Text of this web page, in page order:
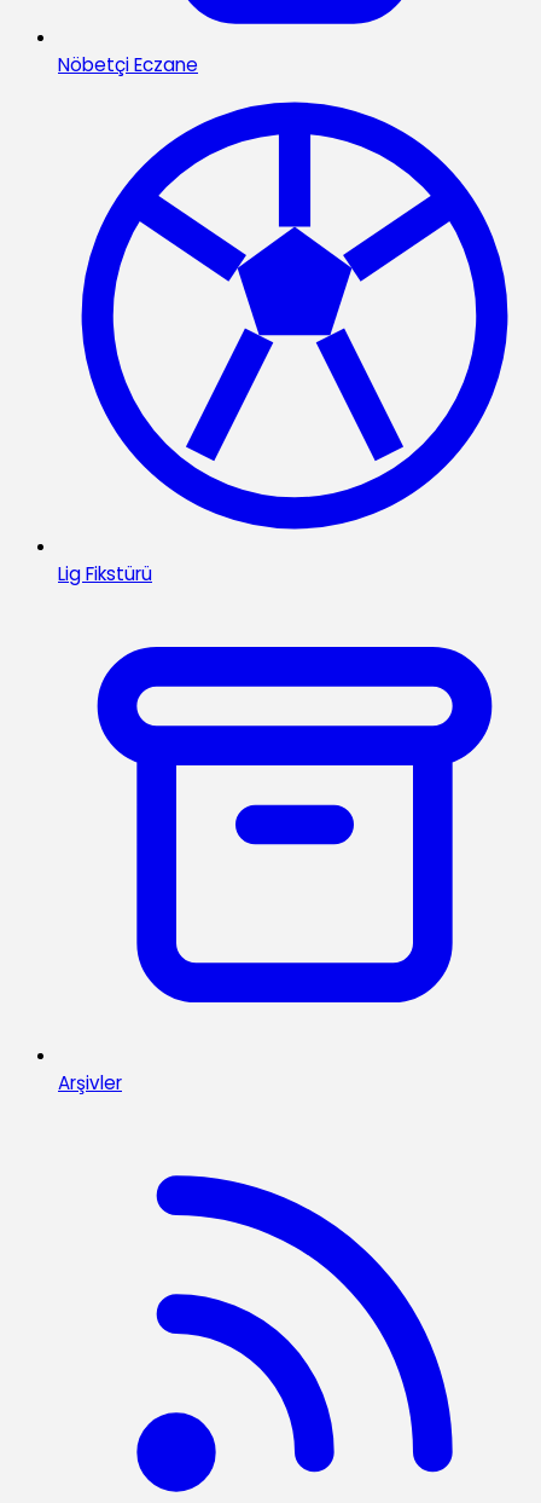
Nöbetçi Eczane
Lig Fikstürü
Arşivler